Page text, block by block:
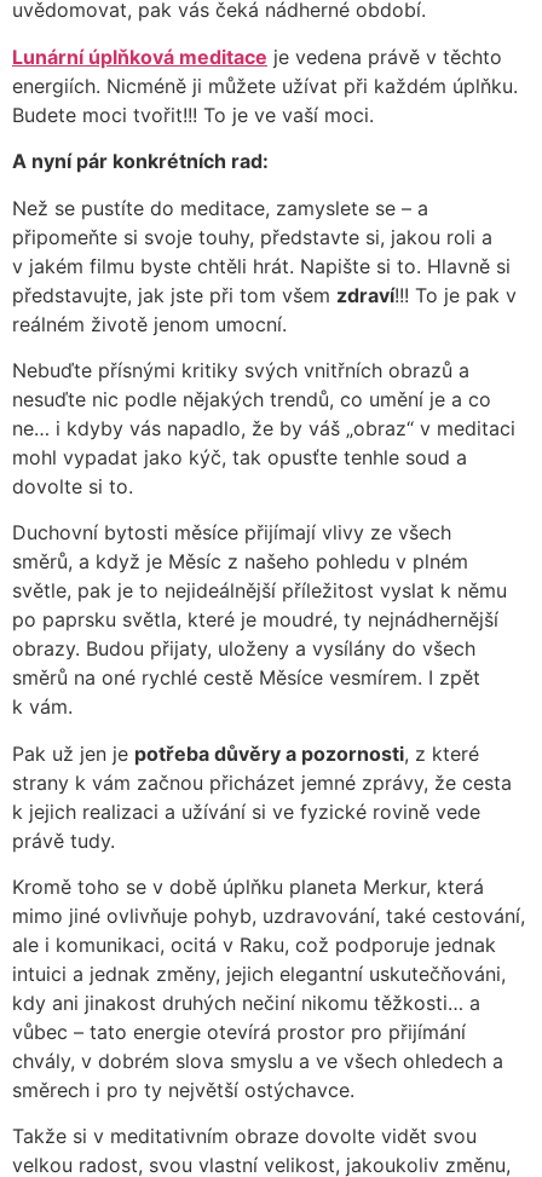
uvědomovat, pak vás čeká nádherné období.
Lunární úplňková meditace je vedena právě v těchto
energiích. Nicméně ji můžete užívat při každém úplňku.
Budete moci tvořit!!! To je ve vaší moci.
A nyní pár konkrétních rad:
Než se pustíte do meditace, zamyslete se – a
připomeňte si svoje touhy, představte si, jakou roli a
v jakém filmu byste chtěli hrát. Napište si to. Hlavně si
představujte, jak jste při tom všem zdraví!!! To je pak v
reálném životě jenom umocní.
Nebuďte přísnými kritiky svých vnitřních obrazů a
nesuďte nic podle nějakých trendů, co umění je a co
ne… i kdyby vás napadlo, že by váš „obraz“ v meditaci
mohl vypadat jako kýč, tak opusťte tenhle soud a
dovolte si to.
Duchovní bytosti měsíce přijímají vlivy ze všech
směrů, a když je Měsíc z našeho pohledu v plném
světle, pak je to nejideálnější příležitost vyslat k němu
po paprsku světla, které je moudré, ty nejnádhernější
obrazy. Budou přijaty, uloženy a vysílány do všech
směrů na oné rychlé cestě Měsíce vesmírem. I zpět
k vám.
Pak už jen je potřeba důvěry a pozornosti, z které
strany k vám začnou přicházet jemné zprávy, že cesta
k jejich realizaci a užívání si ve fyzické rovině vede
právě tudy.
Kromě toho se v době úplňku planeta Merkur, která
mimo jiné ovlivňuje pohyb, uzdravování, také cestování,
ale i komunikaci, ocitá v Raku, což podporuje jednak
intuici a jednak změny, jejich elegantní uskutečňováni,
kdy ani jinakost druhých nečiní nikomu těžkosti… a
vůbec – tato energie otevírá prostor pro přijímání
chvály, v dobrém slova smyslu a ve všech ohledech a
směrech i pro ty největší ostýchavce.
Takže si v meditativním obraze dovolte vidět svou
velkou radost, svou vlastní velikost, jakoukoliv změnu,